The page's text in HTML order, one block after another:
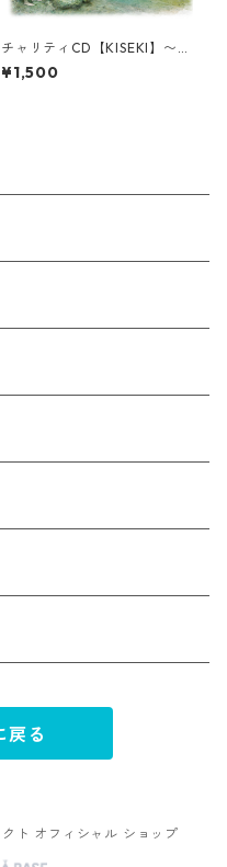
チャリティCD【KISEKI】〜奇
跡〜 432Hz Pianist KUNI
KO & パラシンガーHARUNA
¥1,500
戻る
ト オフィシャル ショップ